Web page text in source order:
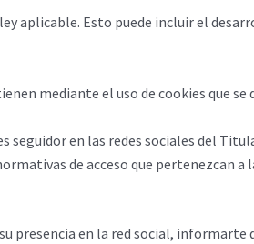
aplicable. Esto puede incluir el
mediante el uso de cookies que se
seguidor en las redes sociales del
de acceso que pertenezcan a
en la red social, informarte